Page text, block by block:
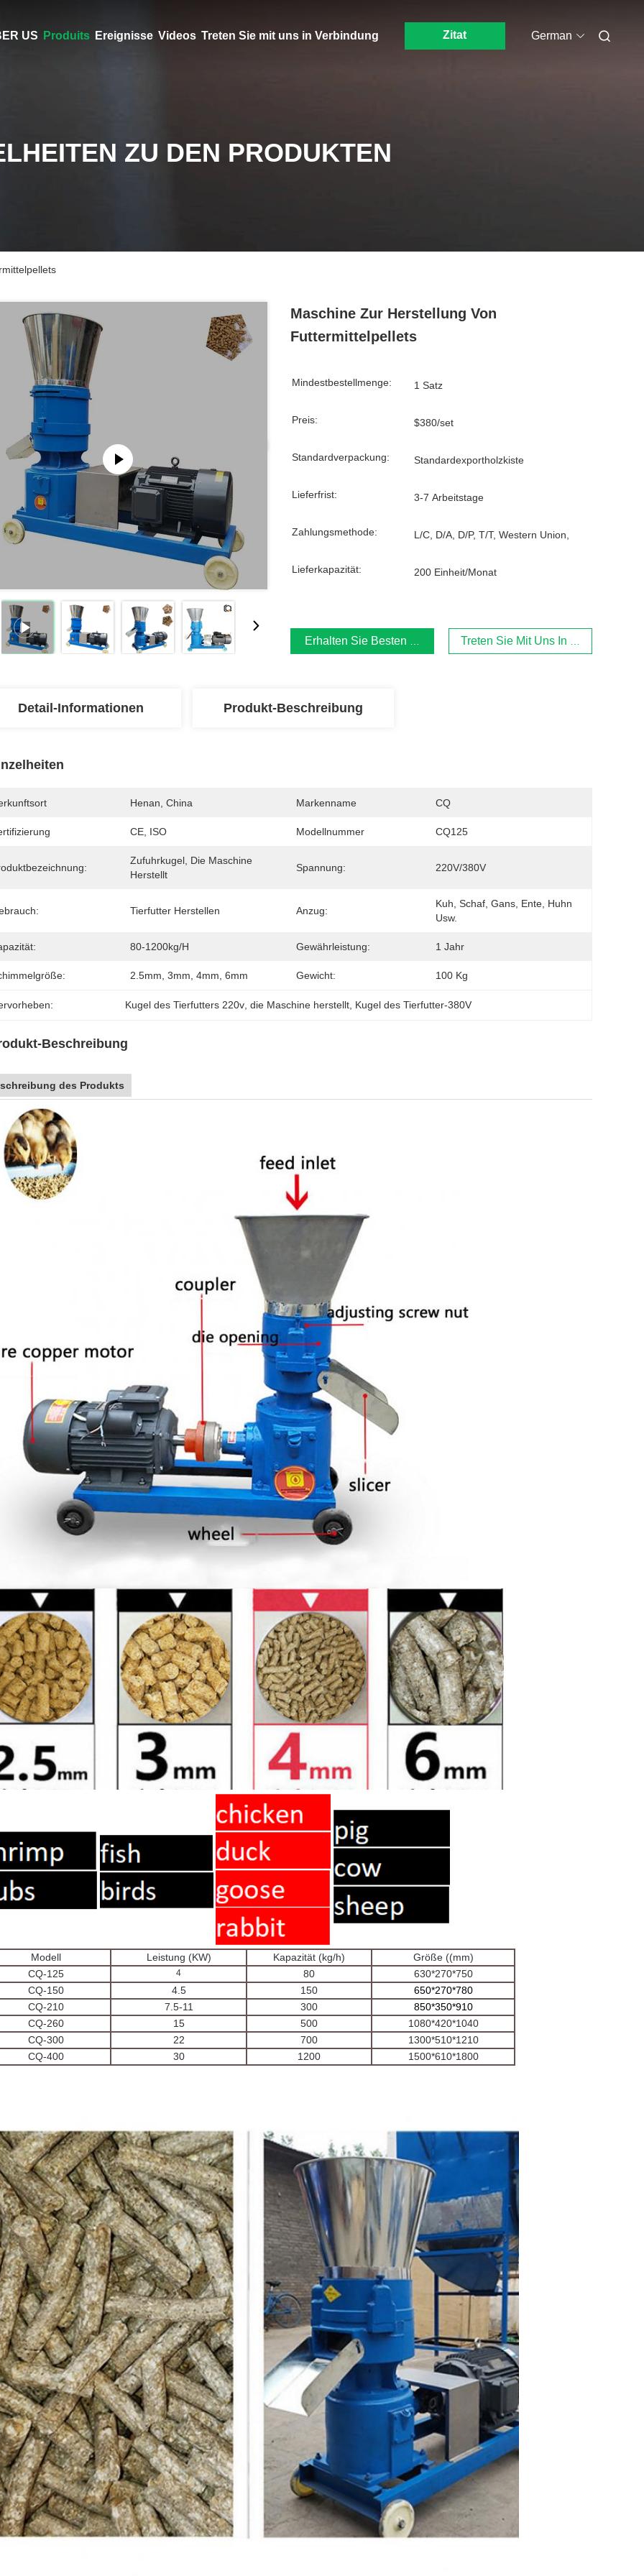
US Produits Ereignisse Videos Treten Sie mit uns in Verbindung Zitat German
ZU DEN PRODUKTEN
Maschine Zur Herstellung Von
Futtermittelpellets
Mindestbestellmenge: 1 Satz
Preis: $380/set
Standardverpackung: Standardexportholzkiste
Lieferfrist: 3-7 Arbeitstage
Zahlungsmethode: L/C, D/A, D/P, T/T, Western Union,
Lieferkapazität: 200 Einheit/Monat
Erhalten Sie Besten Preis Treten Sie Mit Uns In Verbindung
Detail-Informationen Produkt-Beschreibung
Henan, China Markenname CQ
CE, ISO Modellnummer CQ125
Zufuhrkugel, Die Maschine
Herstellt
Spannung: 220V/380V
Tierfutter Herstellen Anzug:
Kuh, Schaf, Gans, Ente, Huhn
Usw.
80-1200kg/h Gewährleistung: 1 Jahr
2.5mm, 3mm, 4mm, 6mm Gewicht: 100 Kg
Kugel des Tierfutters 220v , die Maschine herstellt Kugel des Tierfutter-380V
Beschreibung
des Produkts
Modell Leistung (KW) Kapazität (kg/h)
Größe ((mm)
CQ-125
4 80
630*270*750
CQ-150
4.5 150
650*270*780
CQ-210
7.5-11 300
850*350*910
CQ-260
15 500
1080*420*1040
CQ-300
22 700
1300*510*1210
CQ-400
30 1200 1500*610*1800